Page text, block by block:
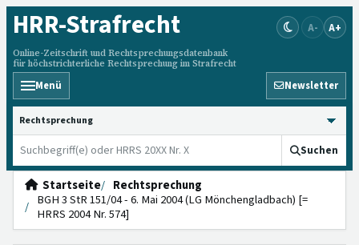
HRR-Strafrecht
Online-Zeitschrift und Rechtsprechungsdatenbank
für höchstrichterliche Rechtsprechung im Strafrecht
A- A+
Menü Newsletter
HRRS durchsuchen
Suchen
Startseite
Rechtsprechung
BGH 3 StR 151/04 - 6. Mai 2004 (LG Mönchengladbach) [=
HRRS 2004 Nr. 574]